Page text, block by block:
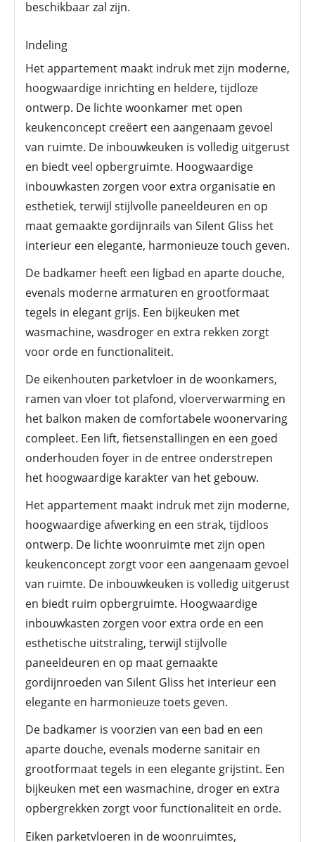
beschikbaar zal zijn.
Indeling
Het appartement maakt indruk met zijn moderne,
hoogwaardige inrichting en heldere, tijdloze
ontwerp. De lichte woonkamer met open
keukenconcept creëert een aangenaam gevoel
van ruimte. De inbouwkeuken is volledig uitgerust
en biedt veel opbergruimte. Hoogwaardige
inbouwkasten zorgen voor extra organisatie en
esthetiek, terwijl stijlvolle paneeldeuren en op
maat gemaakte gordijnrails van Silent Gliss het
interieur een elegante, harmonieuze touch geven.
De badkamer heeft een ligbad en aparte douche,
evenals moderne armaturen en grootformaat
tegels in elegant grijs. Een bijkeuken met
wasmachine, wasdroger en extra rekken zorgt
voor orde en functionaliteit.
De eikenhouten parketvloer in de woonkamers,
ramen van vloer tot plafond, vloerverwarming en
het balkon maken de comfortabele woonervaring
compleet. Een lift, fietsenstallingen en een goed
onderhouden foyer in de entree onderstrepen
het hoogwaardige karakter van het gebouw.
Het appartement maakt indruk met zijn moderne,
hoogwaardige afwerking en een strak, tijdloos
ontwerp. De lichte woonruimte met zijn open
keukenconcept zorgt voor een aangenaam gevoel
van ruimte. De inbouwkeuken is volledig uitgerust
en biedt ruim opbergruimte. Hoogwaardige
inbouwkasten zorgen voor extra orde en een
esthetische uitstraling, terwijl stijlvolle
paneeldeuren en op maat gemaakte
gordijnroeden van Silent Gliss het interieur een
elegante en harmonieuze toets geven.
De badkamer is voorzien van een bad en een
aparte douche, evenals moderne sanitair en
grootformaat tegels in een elegante grijstint. Een
bijkeuken met een wasmachine, droger en extra
opbergrekken zorgt voor functionaliteit en orde.
Eiken parketvloeren in de woonruimtes,